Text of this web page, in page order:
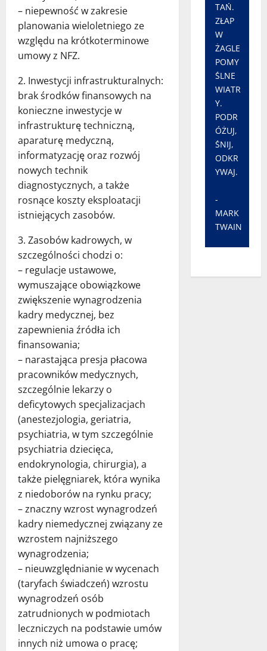
– niepewność w zakresie
planowania wieloletniego ze
względu na krótkoterminowe
umowy z NFZ.
2. Inwestycji infrastrukturalnych:
brak środków finansowych na
konieczne inwestycje w
infrastrukturę techniczną,
aparaturę medyczną,
informatyzację oraz rozwój
nowych technik
diagnostycznych, a także
rosnące koszty eksploatacji
istniejących zasobów.
3. Zasobów kadrowych, w
szczególności chodzi o:
– regulacje ustawowe,
wymuszające obowiązkowe
zwiększenie wynagrodzenia
kadry medycznej, bez
zapewnienia źródła ich
finansowania;
– narastająca presja płacowa
pracowników medycznych,
szczególnie lekarzy o
deficytowych specjalizacjach
(anestezjologia, geriatria,
psychiatria, w tym szczególnie
psychiatria dziecięca,
endokrynologia, chirurgia), a
także pielęgniarek, która wynika
z niedoborów na rynku pracy;
– znaczny wzrost wynagrodzeń
kadry niemedycznej związany ze
wzrostem najniższego
wynagrodzenia;
– nieuwzględnianie w wycenach
(taryfach świadczeń) wzrostu
wynagrodzeń osób
zatrudnionych w podmiotach
leczniczych na podstawie umów
innych niż umowa o pracę;
TAŃ.
ZŁAP
W
ŻAGLE
POMY
ŚLNE
WIATR
Y.
PODR
ÓŻUJ,
ŚNIJ,
ODKR
YWAJ.
-
MARK
TWAIN